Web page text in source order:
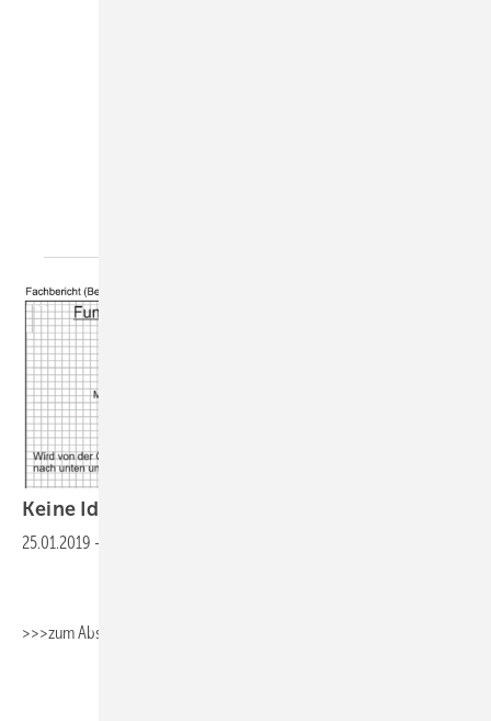
Keine Idee fürs Berichtsheft? Wir haben
25.01.2019 -
>>>zumAbsaugen>>>Fachbericht_Sanitär